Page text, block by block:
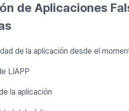
de Aplicaciones
de la aplicación desde el
LIAPP
la aplicación